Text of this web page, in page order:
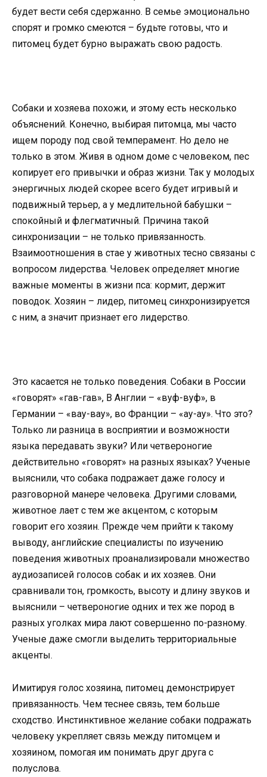
будет вести себя сдержанно. В семье эмоционально
спорят и громко смеются – будьте готовы, что и
питомец будет бурно выражать свою радость.
Собаки и хозяева похожи, и этому есть несколько
объяснений. Конечно, выбирая питомца, мы часто
ищем породу под свой темперамент. Но дело не
только в этом. Живя в одном доме с человеком, пес
копирует его привычки и образ жизни. Так у молодых
энергичных людей скорее всего будет игривый и
подвижный терьер, а у медлительной бабушки –
спокойный и флегматичный. Причина такой
синхронизации – не только привязанность.
Взаимоотношения в стае у животных тесно связаны с
вопросом лидерства. Человек определяет многие
важные моменты в жизни пса: кормит, держит
поводок. Хозяин – лидер, питомец синхронизируется
с ним, а значит признает его лидерство.
Это касается не только поведения. Собаки в России
«говорят» «гав-гав», В Англии – «вуф-вуф», в
Германии – «вау-вау», во Франции – «ау-ау». Что это?
Только ли разница в восприятии и возможности
языка передавать звуки? Или четвероногие
действительно «говорят» на разных языках? Ученые
выяснили, что собака подражает даже голосу и
разговорной манере человека. Другими словами,
животное лает с тем же акцентом, с которым
говорит его хозяин. Прежде чем прийти к такому
выводу, английские специалисты по изучению
поведения животных проанализировали множество
аудиозаписей голосов собак и их хозяев. Они
сравнивали тон, громкость, высоту и длину звуков и
выяснили – четвероногие одних и тех же пород в
разных уголках мира лают совершенно по-разному.
Ученые даже смогли выделить территориальные
акценты.
Имитируя голос хозяина, питомец демонстрирует
привязанность. Чем теснее связь, тем больше
сходство. Инстинктивное желание собаки подражать
человеку укрепляет связь между питомцем и
хозяином, помогая им понимать друг друга с
полуслова.